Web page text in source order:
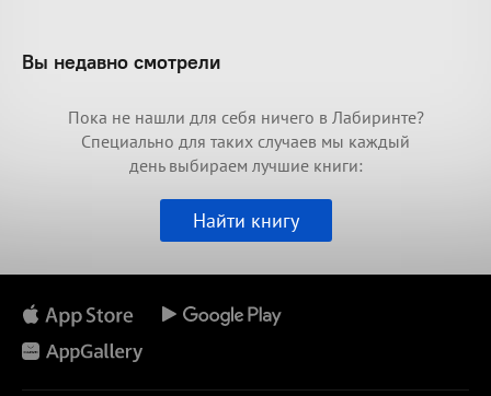
Вы недавно смотрели
Пока не нашли для себя ничего в Лабиринте?
Специально для таких случаев мы каждый
день выбираем лучшие книги:
Найти книгу